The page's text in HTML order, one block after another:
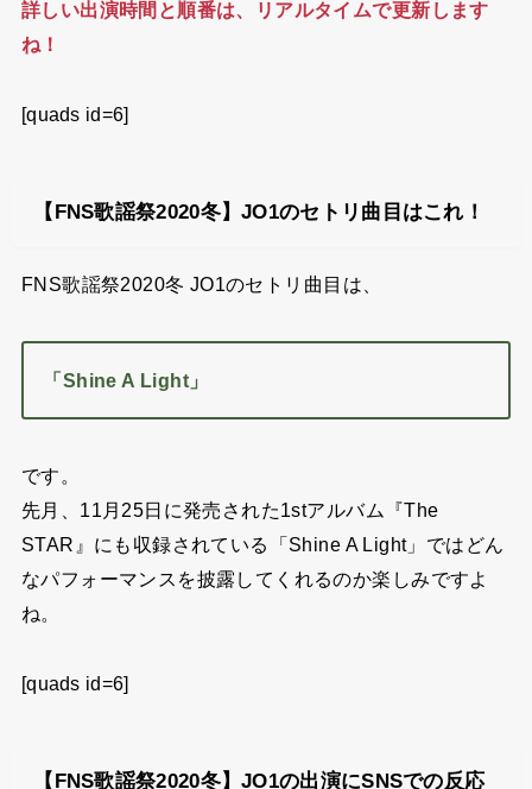
詳しい出演時間と順番は、リアルタイムで更新します
ね！
[quads id=6]
【FNS歌謡祭2020冬】JO1のセトリ曲目はこれ！
FNS歌謡祭2020冬 JO1のセトリ曲目は、
「Shine A Light」
です。
先月、11月25日に発売された1stアルバム『The
STAR』にも収録されている「Shine A Light」ではどん
なパフォーマンスを披露してくれるのか楽しみですよ
ね。
[quads id=6]
【FNS歌謡祭2020冬】JO1の出演にSNSでの反応